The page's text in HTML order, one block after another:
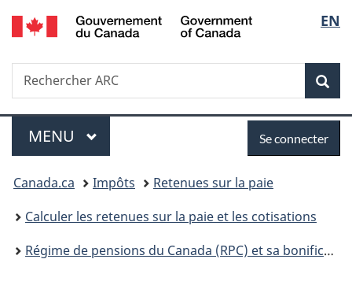
Passer
au
Passer
à
du
Passer
à
simplifiée
de
la
EN
Recherche
Rechercher
ARC
Menu
MENU PRINCIPAL
connecter
Se connecter
Vous
êtes
ici :
Canada.ca Impôts
Retenues sur la paie
Calculer les retenues sur la paie et les cotisations
Régime de pensions du Canada (RPC) et sa bonification